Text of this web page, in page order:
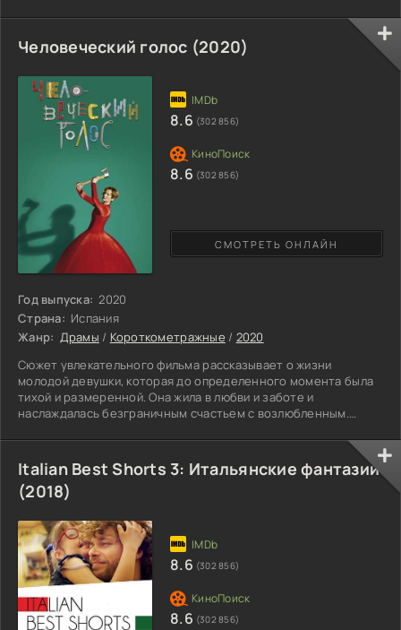
находят общий язык несмотря на то, что имеют совершенно
разные характеры. Робокар Поли не боится опасности. Он
всегда первый отправляется на вызовы, считая своим долгом
Человеческий голос (2020)
Год выпуска: 2020
Страна: Испания
Жанр: Драмы / Короткометражные / 2020
Сюжет увлекательного фильма рассказывает о жизни
молодой девушки, которая до определенного момента была
тихой и размеренной. Она жила в любви и заботе и
наслаждалась безграничным счастьем с возлюбленным.
работы в уютном небольшом домике, где на столе всегда
стоял вкусный ужин. Глава семейства спешил к любимой
женщине, однажды он не пришел домой. Главная героиня
очень обеспокоена странным исчезновением. После
СМОТРЕТЬ ОНЛАЙН
8.6 (302 856)
8.6 (302 856)
Italian Best Shorts 3: Итальянские фантазии
(2018)
8.6 (302 856)
8.6 (302 856)